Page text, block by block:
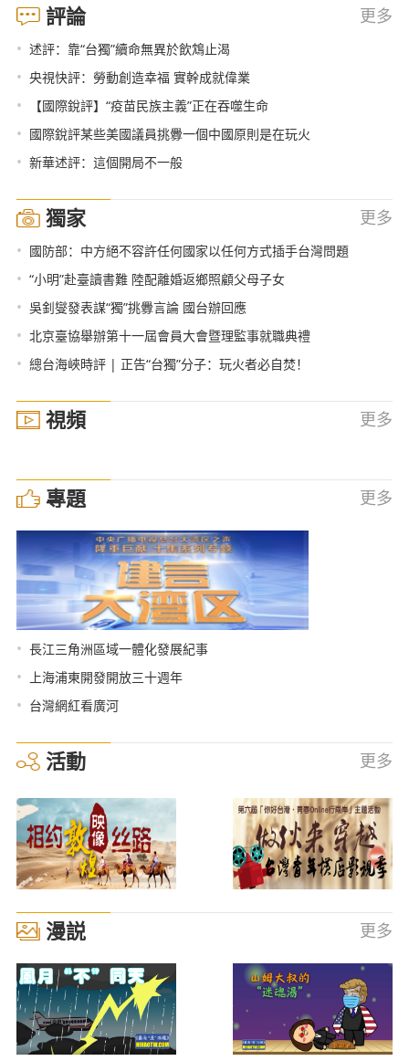
評論 更多
• 述評：靠“台獨”續命無異於飲鴆止渴
• 央視快評：勞動創造幸福 實幹成就偉業
• 【國際銳評】“疫苗民族主義”正在吞噬生命
• 國際銳評某些美國議員挑釁一個中國原則是在玩火
• 新華述評：這個開局不一般
獨家 更多
• 國防部：中方絕不容許任何國家以任何方式插手台灣問題
• “小明”赴臺讀書難 陸配離婚返鄉照顧父母子女
• 吳釗燮發表謀“獨”挑釁言論 國台辦回應
• 北京臺協舉辦第十一屆會員大會暨理監事就職典禮
• 總台海峽時評 | 正告“台獨”分子：玩火者必自焚！
視頻 更多
專題 更多
• 長江三角洲區域一體化發展紀事
• 上海浦東開發開放三十週年
• 台灣網紅看廣河
活動 更多
漫説 更多